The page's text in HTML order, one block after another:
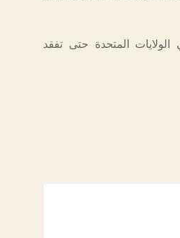
المتحدة حتى تفقد